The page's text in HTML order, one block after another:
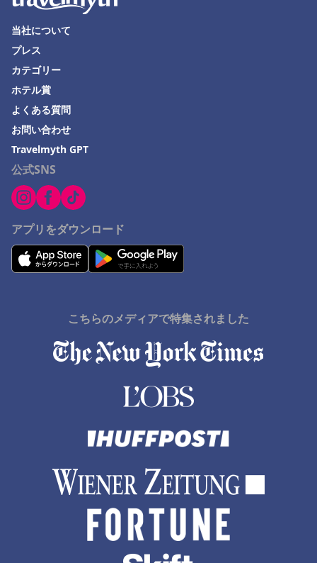
公式SNS
アプリをダウンロード
当社について
プレス
カテゴリー
ホテル賞
よくある質問
お問い合わせ
Travelmyth GPT
こちらのメディアで特集されました